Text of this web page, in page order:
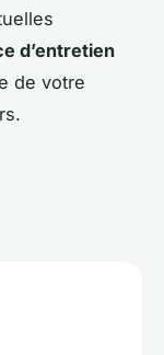
d’entretien
de votre